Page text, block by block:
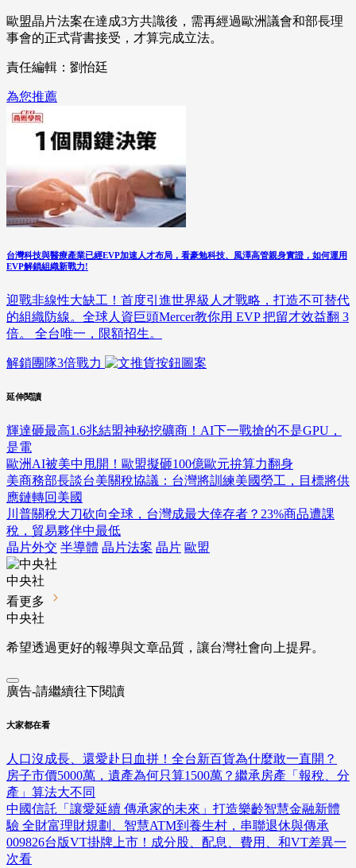
歐盟晶片法案在達成3方共識後，需再經過歐洲議會和部長理
事會的正式背書接受，才算完成立法。
責任編輯：劉怡廷
為您推薦
台灣科技與醫療產業已經EVP加速人才布局，看豪勉科技、風澤高管親身實證，如何運用
EVP解鎖組織新戰力!
迎戰非線性大缺工！首度引進世界級人才戰略，打造不可替代
的組織防線。全球人資巨頭Mercer教你用 EVP 把留才效益翻 3
倍。 全台唯一，限額招生。
解鎖團隊3倍戰力
延伸閱讀
輝達砸最高1.6兆結盟神秘挖礦商！AI下一戰搶的不是GPU，
是電
歐洲AI被美中甩開！歐盟擬砸100億歐元拚算力翻身
美商務部長談台美關稅協議：台灣將訓練美國勞工，目標將供
應鏈轉回美國
川普關稅大刀砍向全球，台灣成最大倖存者？23%商品遭課
稅，貿易夥伴中最低
晶片外交 半導體 晶片法案 晶片 歐盟
中央社
看更多
中央社
希望透過更好的報導與文章品質，讓台灣社會向上提昇。
廣告-請繼續往下閱讀
大家都在看
人口沒成長、還愛赴日血拼！全台新百貨為什麼敢一直開？
房子市價5000萬，遺產為何只算1500萬？繼承房產「報稅、分
產」算法大不同
中國信託「讓愛延續 傳承家的未來」打造樂齡智慧金融新體
驗 全財富理財規劃、智慧ATM到養生村，串聯退休與傳承
009826台版VT掛牌上市！成分股、配息、費用、和VT差異一
次看